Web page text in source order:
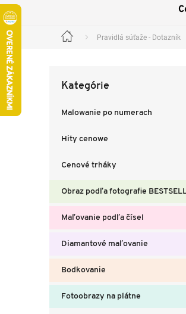
Domov Pravidlá súťaže - Dotazník
kategórie
Kategórie
Malowanie po numerach
Hity cenowe
Cenové trháky
Obraz podľa fotografie
Maľovanie podľa čísel
Diamantové maľovanie
Bodkovanie
Fotoobrazy na plátne